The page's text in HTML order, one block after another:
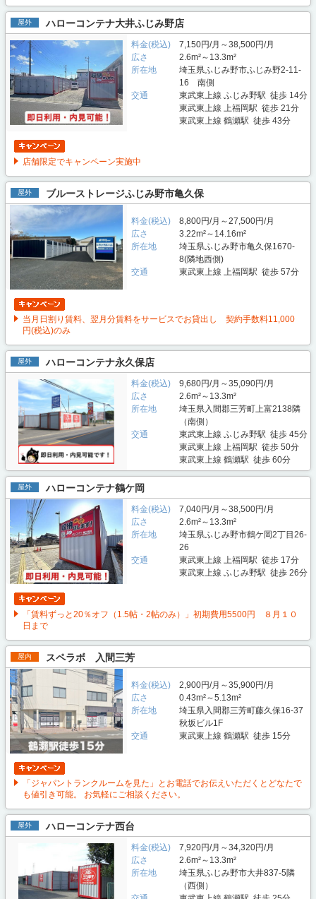
屋外 ハローコンテナ大井ふじみ野店
料金(税込)
7,150円/月～38,500円/月
広さ
2.6m²～13.3m²
所在地
埼玉県ふじみ野市ふじみ野2-11-
16 南側
交通
東武東上線 ふじみ野駅 徒歩 14分
東武東上線 上福岡駅 徒歩 21分
東武東上線 鶴瀬駅 徒歩 43分
店舗限定でキャンペーン実施中
屋外 ブルーストレージふじみ野市亀久保
料金(税込)
8,800円/月～27,500円/月
広さ
3.22m²～14.16m²
所在地
埼玉県ふじみ野市亀久保1670-
8(隣地西側)
交通
東武東上線 上福岡駅 徒歩 57分
当月日割り賃料、翌月分賃料をサービスでお貸出し 契約手数料11,000
円(税込)のみ
屋外 ハローコンテナ永久保店
料金(税込)
9,680円/月～35,090円/月
広さ
2.6m²～13.3m²
所在地
埼玉県入間郡三芳町上富2138隣
（南側）
交通
東武東上線 ふじみ野駅 徒歩 45分
東武東上線 上福岡駅 徒歩 50分
東武東上線 鶴瀬駅 徒歩 60分
屋外 ハローコンテナ鶴ケ岡
料金(税込)
7,040円/月～38,500円/月
広さ
2.6m²～13.3m²
所在地
埼玉県ふじみ野市鶴ケ岡2丁目26-
26
交通
東武東上線 上福岡駅 徒歩 17分
東武東上線 ふじみ野駅 徒歩 26分
「賃料ずっと20％オフ（1.5帖・2帖のみ）」初期費用5500円 ８月１０
日まで
屋内 スペラボ 入間三芳
料金(税込)
2,900円/月～35,900円/月
広さ
0.43m²～5.13m²
所在地
埼玉県入間郡三芳町藤久保16-37
秋坂ビル1F
交通
東武東上線 鶴瀬駅 徒歩 15分
「ジャパントランクルームを見た」とお電話でお伝えいただくとどなたで
も値引き可能。 お気軽にご相談ください。
屋外 ハローコンテナ西台
料金(税込)
7,920円/月～34,320円/月
広さ
2.6m²～13.3m²
所在地
埼玉県ふじみ野市大井837-5隣
（西側）